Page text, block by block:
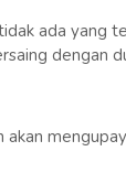
ada yang
dengan